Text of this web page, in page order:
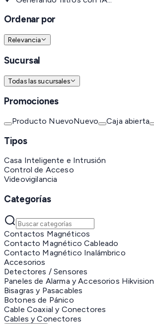
Ordenar por
Relevancia
Sucursal
Todas las sucursales
Promociones
Producto NuevoNuevo Caja abierta
Tipos
Casa Inteligente e Intrusión
Control de Acceso
Videovigilancia
Categorías
Contactos Magnéticos
Contacto Magnético Cableado
Contacto Magnético Inalámbrico
Accesorios
Detectores / Sensores
Paneles de Alarma y Accesorios Hikvision
Bisagras y Pasacables
Botones de Pánico
Cable Coaxial y Conectores
Cables y Conectores